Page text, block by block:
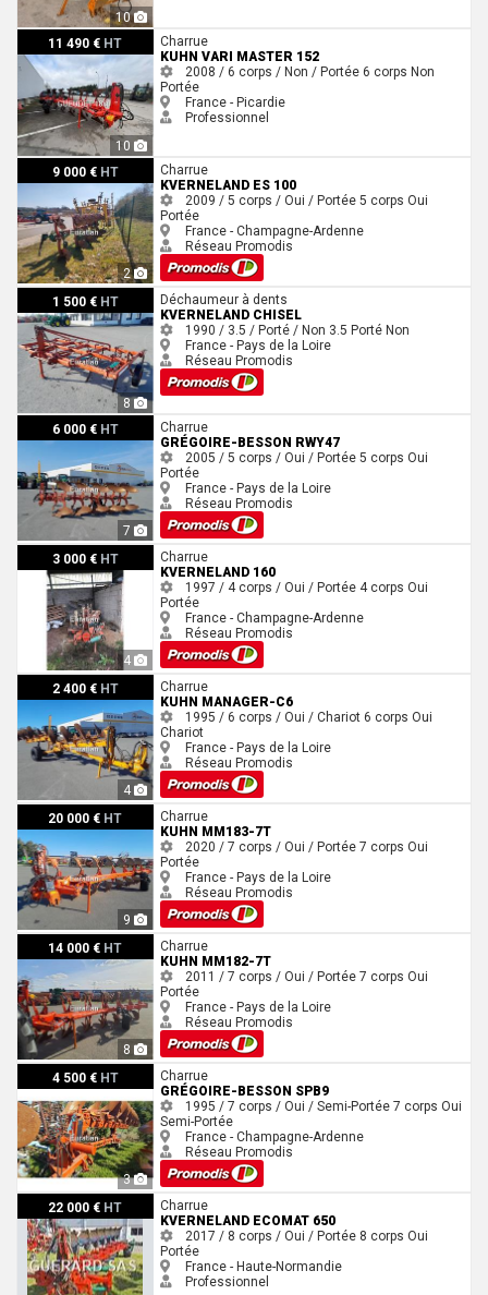
10
11 490 € HT
10
Kuhn Vari master 152
Charrue
KUHN VARI MASTER 152
2008 / 6 corps / Non / Portée 6 corps Non
Portée
France - Picardie
Professionnel
9 000 € HT
2
Kverneland ES 100
Charrue
KVERNELAND ES 100
2009 / 5 corps / Oui / Portée 5 corps Oui
Portée
France - Champagne-Ardenne
Réseau Promodis
1 500 € HT
8
Kverneland CHISEL
Déchaumeur à dents
KVERNELAND CHISEL
1990 / 3.5 / Porté / Non 3.5 Porté Non
France - Pays de la Loire
Réseau Promodis
6 000 € HT
7
Grégoire-Besson RWY47Charrue
GRÉGOIRE-BESSON RWY47
2005 / 5 corps / Oui / Portée 5 corps Oui
Portée
France - Pays de la Loire
Réseau Promodis
3 000 € HT
4
Kverneland 160
Charrue
KVERNELAND 160
1997 / 4 corps / Oui / Portée 4 corps Oui
Portée
France - Champagne-Ardenne
Réseau Promodis
2 400 € HT
4
Kuhn MANAGER-C6
Charrue
KUHN MANAGER-C6
1995 / 6 corps / Oui / Chariot 6 corps Oui
Chariot
France - Pays de la Loire
Réseau Promodis
20 000 € HT
9
Kuhn MM183-7T
Charrue
KUHN MM183-7T
2020 / 7 corps / Oui / Portée 7 corps Oui
Portée
France - Pays de la Loire
Réseau Promodis
14 000 € HT
8
Kuhn MM182-7T
Charrue
KUHN MM182-7T
2011 / 7 corps / Oui / Portée 7 corps Oui
Portée
France - Pays de la Loire
Réseau Promodis
4 500 € HT
3
Grégoire-Besson SPB9
Charrue
GRÉGOIRE-BESSON SPB9
1995 / 7 corps / Oui / Semi-Portée 7 corps Oui
Semi-Portée
France - Champagne-Ardenne
Réseau Promodis
22 000 € HT
Kverneland Ecomat 650Charrue
KVERNELAND ECOMAT 650
2017 / 8 corps / Oui / Portée 8 corps Oui
Portée
France - Haute-Normandie
Professionnel